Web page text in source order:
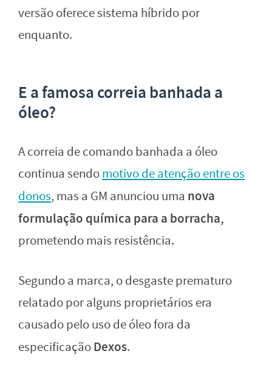
versão oferece sistema híbrido por
enquanto.
E a famosa correia banhada a
óleo?
A correia de comando banhada a óleo
continua sendomotivo de atenção entre os
donos, mas a GM anunciou uma nova
formulação química para a borracha,
prometendo mais resistência.
Segundo a marca, o desgaste prematuro
relatado por alguns proprietários era
causado pelo uso de óleo fora da
especificaçãoDexos.